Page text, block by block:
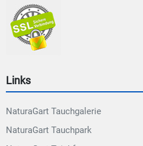
Links
NaturaGart Tauchgalerie
NaturaGart Tauchpark